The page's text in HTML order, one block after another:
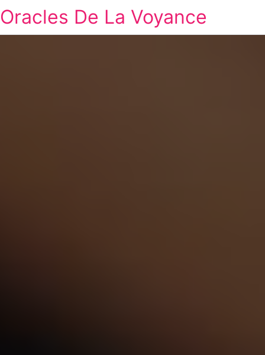
Oracles De La Voyance